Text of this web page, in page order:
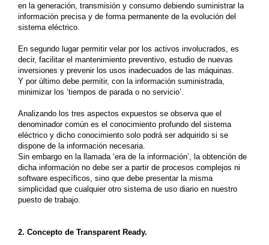
en la generación, transmisión y consumo debiendo suministrar la
información precisa y de forma permanente de la evolución del
sistema eléctrico.
En segundo lugar permitir velar por los activos involucrados, es
decir, facilitar el mantenimiento preventivo, estudio de nuevas
inversiones y prevenir los usos inadecuados de las máquinas.
Y por último debe permitir, con la información suministrada,
minimizar los ‘tiempos de parada o no servicio’.
Analizando los tres aspectos expuestos se observa que el
denominador común es el conocimiento profundo del sistema
eléctrico y dicho conocimiento solo podrá ser adquirido si se
dispone de la información necesaria.
Sin embargo en la llamada ‘era de la información’, la obtención de
dicha información no debe ser a partir de procesos complejos ni
software específicos, sino que debe presentar la misma
simplicidad que cualquier otro sistema de uso diario en nuestro
puesto de trabajo.
2. Concepto de Transparent Ready.